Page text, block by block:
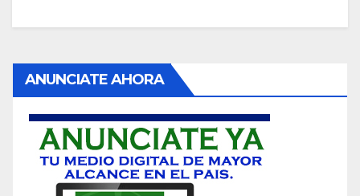
ANUNCIATE AHORA